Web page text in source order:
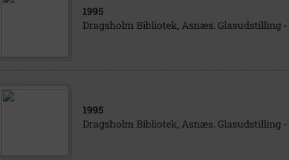
1995
Dragsholm Bibliotek, Asnæs. Glasudstilling -
1995
Dragsholm Bibliotek, Asnæs. Glasudstilling -